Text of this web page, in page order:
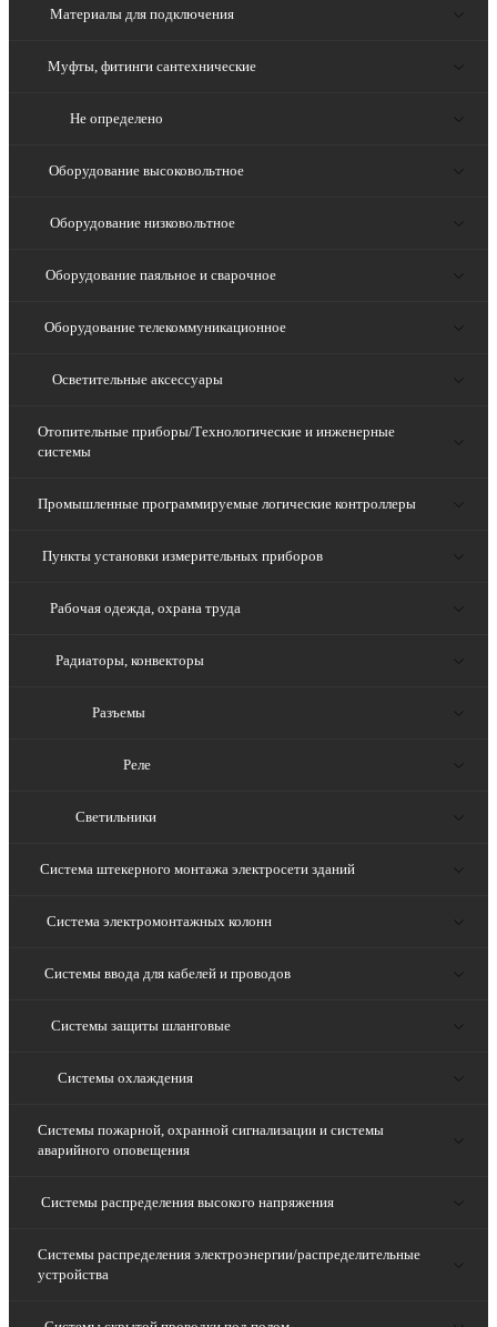
Материалы для подключения
Муфты, фитинги сантехнические
Не определено
Оборудование высоковольтное
Оборудование низковольтное
Оборудование паяльное и сварочное
Оборудование телекоммуникационное
Осветительные аксессуары
Отопительные приборы/Технологические и инженерные
системы
Промышленные программируемые логические контроллеры
Пункты установки измерительных приборов
Рабочая одежда, охрана труда
Радиаторы, конвекторы
Разъемы
Реле
Светильники
Система штекерного монтажа электросети зданий
Система электромонтажных колонн
Системы ввода для кабелей и проводов
Системы защиты шланговые
Системы охлаждения
Системы пожарной, охранной сигнализации и системы
аварийного оповещения
Системы распределения высокого напряжения
Системы распределения электроэнергии/распределительные
устройства